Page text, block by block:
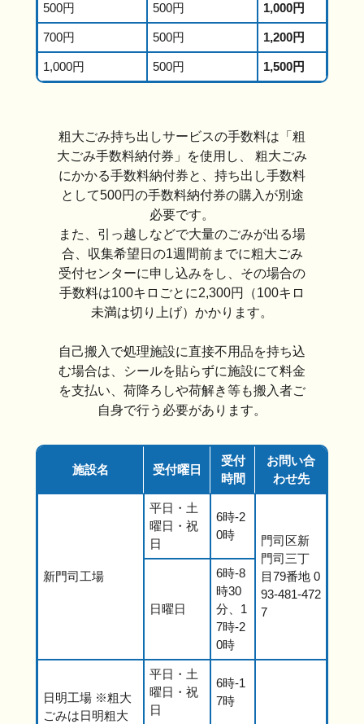
500円 500円 1,000円
700円 500円 1,200円
1,000円 500円 1,500円
粗大ごみ持ち出しサービスの手数料は「粗
大ごみ手数料納付券」を使用し、 粗大ごみ
にかかる手数料納付券と、持ち出し手数料
として500円の手数料納付券の購入が別途
必要です。
また、引っ越しなどで大量のごみが出る場
合、収集希望日の1週間前までに粗大ごみ
受付センターに申し込みをし、その場合の
手数料は100キロごとに2,300円（100キロ
未満は切り上げ）かかります。
自己搬入で処理施設に直接不用品を持ち込
む場合は、シールを貼らずに施設にて料金
を支払い、荷降ろしや荷解き等も搬入者ご
自身で行う必要があります。
施設名 受付曜日
受付
時間
お問い合
わせ先
新門司工場
平日・土
曜日・祝
日
6時-2
0時
門司区新
門司三丁
目79番地 0
93-481-472
7
日曜日
6時-8
時30
分、1
7時-2
0時
日明工場 ※粗大
ごみは日明粗大
平日・土
曜日・祝
日
6時-1
7時